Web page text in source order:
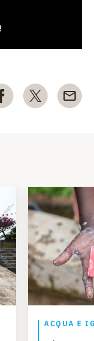
ACQUA E